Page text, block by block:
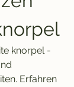
knorpel -
Erfahren